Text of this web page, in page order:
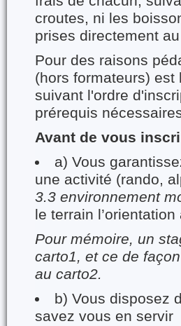
croutes, ni les
prises directement
Pour des raisons
(hors formateurs)
suivant l'ordre
prérequis
Avant de vous
a) Vous
une activité (rando,
3.3 environnement
le terrain
Pour mémoire, un
carto1, et ce de
au carto2.
b) Vous disposez
savez vous en servir